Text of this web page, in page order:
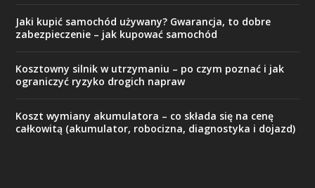
Jaki kupić samochód używany? Gwarancja, to dobre
zabezpieczenie – jak kupować samochód
Kosztowny silnik w utrzymaniu – po czym poznać i jak
ograniczyć ryzyko drogich napraw
Koszt wymiany akumulatora – co składa się na cenę
całkowitą (akumulator, robocizna, diagnostyka i dojazd)